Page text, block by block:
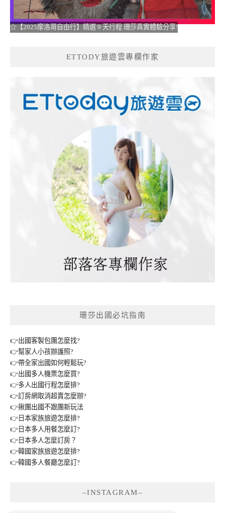
☆【2025摩洛哥自由行】精選 9 天行程 珊莎真實體驗分享!
ETTODY旅遊雲專欄作家
珊莎出國必坑指南
👉出國客製包團怎麼找?
👉幫家人小孩辦護照?
👉帶全家出國如何輕鬆玩?
👉出國多人機票怎麼買?
👉多人出國行程怎麼排?
👉訂房網取消超賣怎麼辦?
👉揪團出國不跟團新玩法
👉日本家族旅遊怎麼排?
👉日本多人用餐怎麼訂?
👉日本多人怎麼訂房？
👉韓國家族旅遊怎麼排?
👉韓國多人餐廳怎麼訂?
–INSTAGRAM–